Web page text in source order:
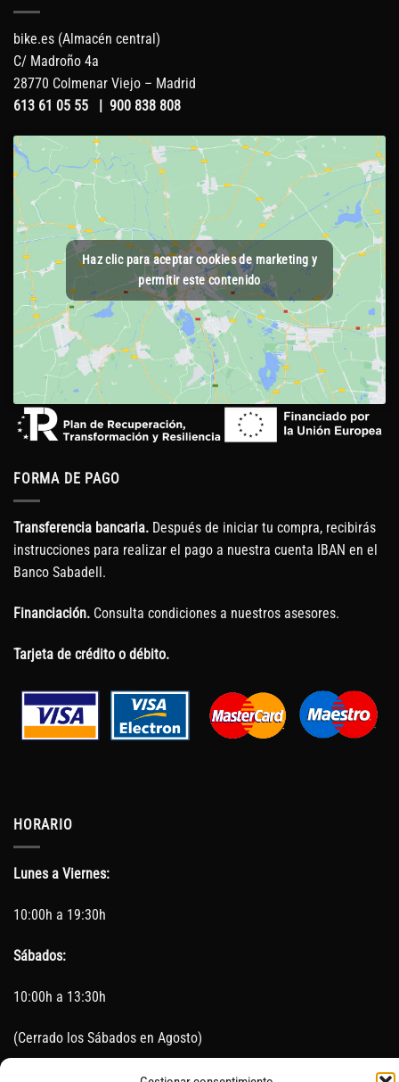
bike.es (Almacén central)
C/ Madroño 4a
28770 Colmenar Viejo – Madrid
613 61 05 55 | 900 838 808
Haz clic para aceptar cookies de marketing y
permitir este contenido
FORMA DE PAGO
Transferencia bancaria. Después de iniciar tu compra, recibirás
instrucciones para realizar el pago a nuestra cuenta IBAN en el
Banco Sabadell.
Financiación. Consulta condiciones a nuestros asesores.
Tarjeta de crédito o débito.
HORARIO
Lunes a Viernes:
10:00h a 19:30h
Sábados:
10:00h a 13:30h
(Cerrado los Sábados en Agosto)